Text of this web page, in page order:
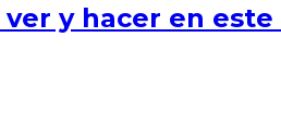
ver y hacer en